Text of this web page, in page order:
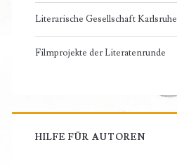
Literarische Gesellschaft Karlsruhe
Filmprojekte der Literatenrunde
HILFE FÜR AUTOREN